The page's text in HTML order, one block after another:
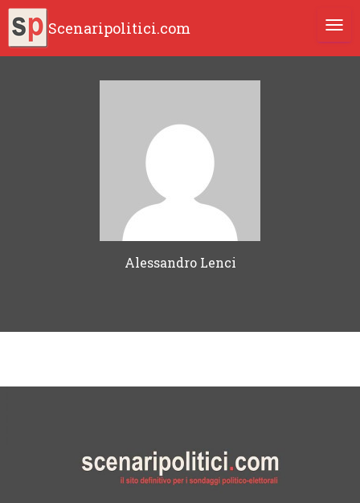
Scenaripolitici.com
Alessandro Lenci